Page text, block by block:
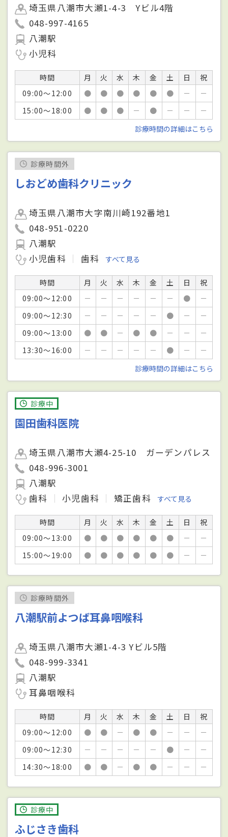
埼玉県八潮市大瀬1-4-3 Yビル4階
048-997-4165
八潮駅
小児科
時間 月 火 水 木 金 土 日
祝
09:00～12:00
● ● ● ● ● ● －
－
15:00～18:00
● ● ● － ● － －
－
診療時間の詳細はこちら
診療時間外
しおどめ歯科クリニック
埼玉県八潮市大字南川崎192番地1
048-951-0220
八潮駅
小児歯科
歯科 すべて見る
時間 月 火 水 木 金 土 日
祝
09:00～12:00
－ － － － － － ●
－
09:00～12:30
－ － － － － ● －
－
09:00～13:00
● ● － ● ● － －
－
13:30～16:00
－ － － － － ● －
－
診療時間の詳細はこちら
診療中
園田歯科医院
埼玉県八潮市大瀬4-25-10 ガーデンパレス
048-996-3001
八潮駅
歯科
小児歯科 矯正歯科 すべて見る
時間 月 火 水 木 金 土 日
祝
09:00～13:00
● ● ● ● ● ● －
－
15:00～19:00
● ● ● ● ● ● － －
診療時間外
八潮駅前よつば耳鼻咽喉科
埼玉県八潮市大瀬1-4-3 Yビル5階
048-999-3341
八潮駅
耳鼻咽喉科
時間 月 火 水 木 金 土 日
祝
09:00～12:00
● ● － ● ● － －
－
09:00～12:30
－ － － － － ● －
－
14:30～18:00
● ● － ● ● － － －
診療中
ふじさき歯科